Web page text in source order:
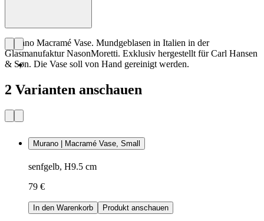
Murano Macramé Vase. Mundgeblasen in Italien in der
Glasmanufaktur NasonMoretti. Exklusiv hergestellt für Carl Hansen
& Søn. Die Vase soll von Hand gereinigt werden.
2 Varianten anschauen
Murano | Macramé Vase, Small
senfgelb, H9.5 cm
79 €
In den Warenkorb Produkt anschauen